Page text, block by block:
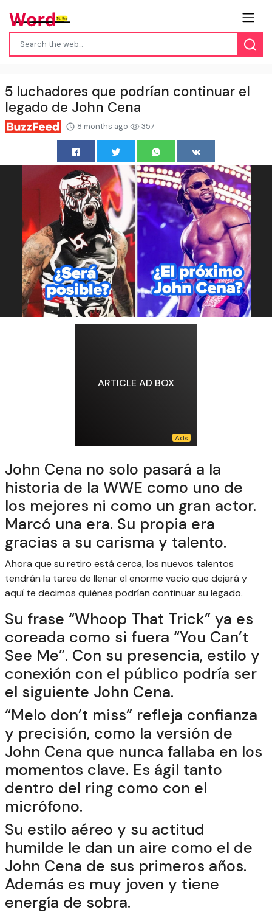
5 luchadores que podrían continuar el
legado de John Cena
8 months ago 357
ARTICLE AD BOX
John Cena no solo pasará a la
historia de la WWE como uno de
los mejores ni como un gran actor.
Marcó una era. Su propia era
gracias a su carisma y talento.
Ahora que su retiro está cerca, los nuevos talentos
tendrán la tarea de llenar el enorme vacío que dejará y
aquí te decimos quiénes podrían continuar su legado.
Su frase “Whoop That Trick” ya es
coreada como si fuera “You Can’t
See Me”. Con su presencia, estilo y
conexión con el público podría ser
el siguiente John Cena.
“Melo don’t miss” refleja confianza
y precisión, como la versión de
John Cena que nunca fallaba en los
momentos clave. Es ágil tanto
dentro del ring como con el
micrófono.
Su estilo aéreo y su actitud
humilde le dan un aire como el de
John Cena de sus primeros años.
Además es muy joven y tiene
energía de sobra.